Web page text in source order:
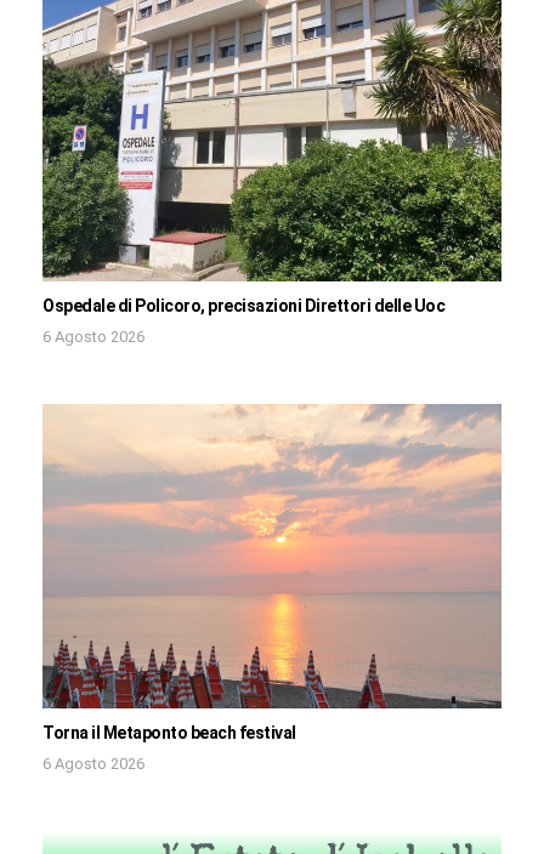
Ospedale di Policoro, precisazioni Direttori delle Uoc
6 Agosto 2026
Torna il Metaponto beach festival
6 Agosto 2026